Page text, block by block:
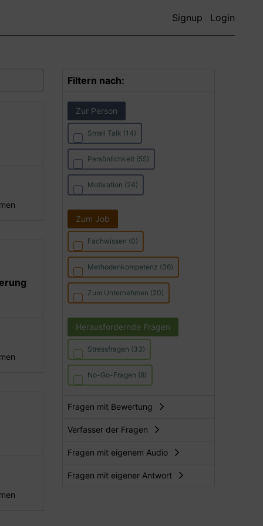
Signup Login
Filtern nach:
Zur Person
Small Talk (14)
Persönlichkeit (55)
Motivation (24)
Zum Job
Fachwissen (0)
Methodenkompetenz (36)
Zum Unternehmen (20)
Herausfordernde Fragen
Stressfragen (33)
No-Go-Fragen (8)
Fragen mit Bewertung
Verfasser der Fragen
Fragen mit eigenem Audio
Fragen mit eigener Antwort